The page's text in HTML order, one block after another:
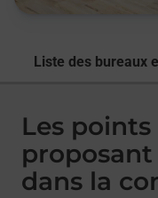
Liste des bureaux
Les
proposant
dans la